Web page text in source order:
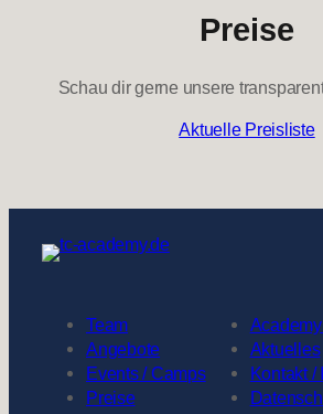
Preise
Schau dir gerne unsere
Aktuelle Preisliste
Team
Angebote
Events / Camps
Preise
Aktuelles
Kontakt /